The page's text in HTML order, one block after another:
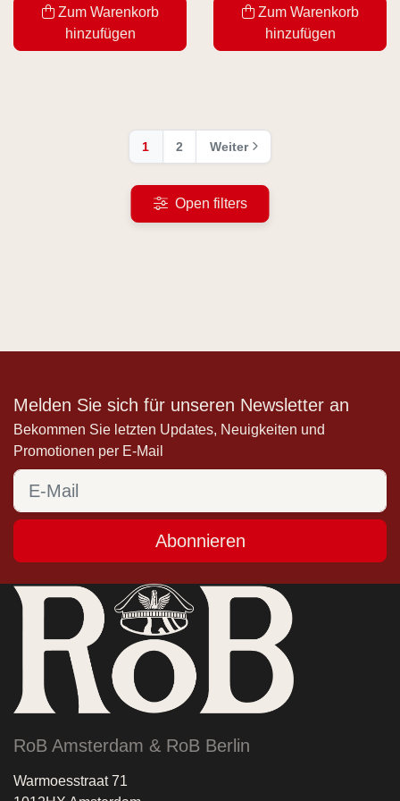
Zum Warenkorb
hinzufügen
Zum Warenkorb
hinzufügen
1 2 Weiter
Open filters
Melden Sie sich für unseren Newsletter an
Bekommen Sie letzten Updates, Neuigkeiten und
Promotionen per E-Mail
Abonnieren
RoB Amsterdam & RoB Berlin
Warmoesstraat 71